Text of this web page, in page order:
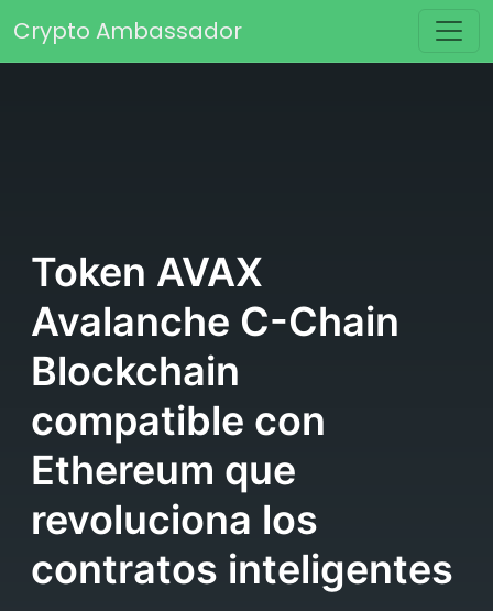
Navegación principal
Crypto Ambassador
Token AVAX
Avalanche C-Chain
Blockchain
compatible con
Ethereum que
revoluciona los
contratos inteligentes